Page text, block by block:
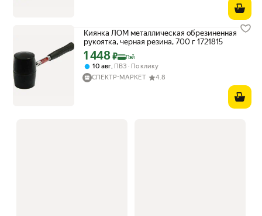
Киянка ЛОМ металлическая обрезиненная
рукоятка, черная резина, 700 г 1721815
Цена с картой Яндекс Пэй 1448 ₽ вместо
1 448₽ Пэй
10 авг, ПВЗ
По клику
СПЕКТР-МАРКЕТ
4.8